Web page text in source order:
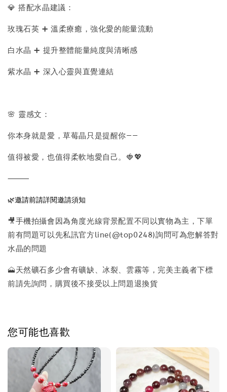
💎 搭配水晶建議：
玫瑰石英 ➕ 溫柔療癒，強化愛的能量流動
白水晶 ➕ 提升整體能量純度與清晰感
紫水晶 ➕ 深入心靈與直覺連結
🌸 靈感文：
你本身就是愛，草莓晶只是提醒你——
值得被愛，也值得柔軟地愛自己。🍓💖
⸻
🌿邀請前請詳閱邀請須知
🎥手機拍攝會因為角度光線背景配置不同以實物為主，下單
前有問題可以先私訊官方line(@top0248)詢問可為您解答對
水晶的問題
🗻天然礦石多少會有礦缺、冰裂、雲霧等，完美主義者下標
前請先詢問，購買後不接受以上問題退換貨
您可能也喜歡